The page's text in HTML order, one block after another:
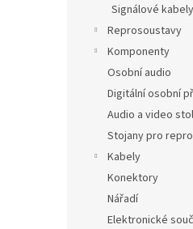
Signálové
Reprosoustavy
Komponenty
Osobní audio
Digitální osobní
Audio a video
Stojany pro
Kabely
Konektory
Nářadí
Elektronické